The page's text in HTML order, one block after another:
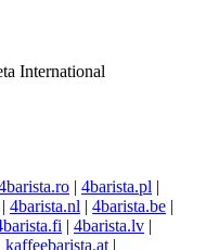
International
| 4barista.pl |
4barista.nl | 4barista.be |
| 4barista.lv |
kaffeebarista.at |